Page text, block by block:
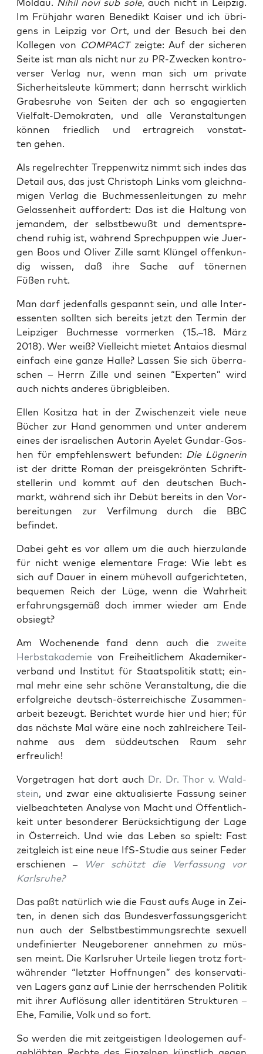
Mol­dau. Nihil novi sub sole, auch nicht in Leip­zig.
Im Früh­jahr waren Bene­dikt Kai­ser und ich übri­
gens in Leip­zig vor Ort, und der Besuch bei den
Kol­le­gen von COMPACTzeig­te: Auf der siche­ren
Sei­te ist man als nicht nur zu PR-Zwe­cken kon­tro­
ver­ser Ver­lag nur, wenn man sich um pri­va­te
Sicher­heits­leu­te küm­mert; dann herrscht wirk­lich
Gra­bes­ru­he von Sei­ten der ach so enga­gier­ten
Viel­falt-Demo­kra­ten, und alle Ver­an­stal­tun­gen
kön­nen fried­lich und ertrag­reich von­stat­
ten gehen.
Als regel­rech­ter Trep­pen­witz nimmt sich indes das
Detail aus, das just Chris­toph Links vom gleich­na­
mi­gen Ver­lag die Buch­mes­sen­lei­tun­gen zu mehr
Gelas­sen­heit auf­for­dert: Das ist die Hal­tung von
jeman­dem, der selbst­be­wußt und dem­entspre­
chend ruhig ist, wäh­rend Sprech­pup­pen wie Juer­
gen Boos und Oli­ver Zil­le samt Klün­gel offen­kun­
dig wis­sen, daß ihre Sache auf töner­nen
Füßen ruht.
Man darf jeden­falls gespannt sein, und alle Inter­
es­sen­ten soll­ten sich bereits jetzt den Ter­min der
Leip­zi­ger Buch­mes­se vor­mer­ken (15.–18. März
2018). Wer weiß? Viel­leicht mie­tet Antai­os dies­mal
ein­fach eine gan­ze Hal­le? Las­sen Sie sich über­ra­
schen – Herrn Zil­le und sei­nen “Exper­ten” wird
auch nichts ande­res übrigbleiben.
Ellen Kositza hat in der Zwi­schen­zeit vie­le neue
Bücher zur Hand genom­men und unter ande­rem
eines der israe­li­schen Autorin Aye­let Gun­dar-Gos­
hen für emp­feh­lens­wert befun­den: Die Lüg­ne­rin
ist der drit­te Roman der preis­ge­krön­ten Schrift­
stel­le­rin und kommt auf den deut­schen Buch­
markt, wäh­rend sich ihr Debüt bereits in den Vor­
be­rei­tun­gen zur Ver­fil­mung durch die BBC
befindet.
Dabei geht es vor allem um die auch hier­zu­lan­de
für nicht weni­ge ele­men­ta­re Fra­ge: Wie lebt es
sich auf Dau­er in einem mühe­voll auf­ge­rich­te­ten,
beque­men Reich der Lüge, wenn die Wahr­heit
erfah­rungs­ge­mäß doch immer wie­der am Ende
obsiegt?
Am Wochen­en­de fand denn auch die zwei­te
Herbst­aka­de­mie von Frei­heit­li­chem Aka­de­mi­ker­
ver­band und Insti­tut für Staats­po­li­tik statt; ein­
mal mehr eine sehr schö­ne Ver­an­stal­tung, die die
erfolg­rei­che deutsch-öster­rei­chi­sche Zusam­men­
ar­beit bezeugt. Berich­tet wur­de hierund hier; für
das nächs­te Mal wäre eine noch zahl­rei­che­re Teil­
nah­me aus dem süd­deut­schen Raum sehr
erfreulich!
Vor­ge­tra­gen hat dort auch Dr. Dr. Thor v. Wald­
stein, und zwar eine aktua­li­sier­te Fas­sung sei­ner
viel­be­ach­te­ten Ana­ly­se von Macht und Öffent­lich­
keit unter beson­de­rer Berück­sich­ti­gung der Lage
in Öster­reich. Und wie das Leben so spielt: Fast
zeit­gleich ist eine neue IfS-Stu­die aus sei­ner Feder
erschie­nen –
Wer schützt die Ver­fas­sung vor
Karlsruhe?
Das paßt natür­lich wie die Faust aufs Auge in Zei­
ten, in denen sich das Bun­des­ver­fas­sungs­ge­richt
nun auch der Selbst­be­stim­mungs­rech­te sexu­ell
unde­fi­nier­ter Neu­ge­bo­re­ner anneh­men zu müs­
sen meint. Die Karls­ru­her Urtei­le lie­gen trotz fort­
wäh­ren­der “letz­ter Hoff­nun­gen” des kon­ser­va­ti­
ven Lagers ganz auf Linie der herr­schen­den Poli­tik
mit ihrer Auf­lö­sung aller iden­ti­tä­ren Struk­tu­ren –
Ehe, Fami­lie, Volk und so fort.
So wer­den die mit zeit­geis­ti­gen Ideo­lo­ge­men auf­